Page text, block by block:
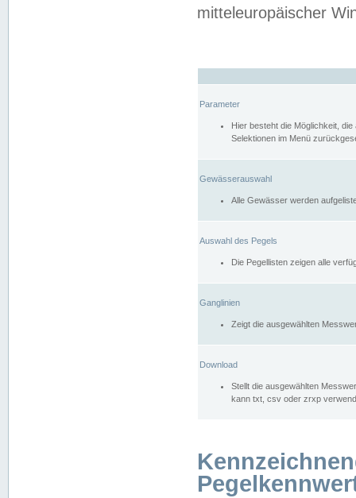
mitteleuropäischer
Parameter
Hier besteht die Möglichkeit,
Selektionen im Menü
Gewässerauswahl
Alle Gewässer werden
Auswahl des Pegels
Die Pegellisten zeigen alle
Ganglinien
Zeigt die ausgewählten
Download
Stellt die ausgewählten
kann txt, csv oder zrxp